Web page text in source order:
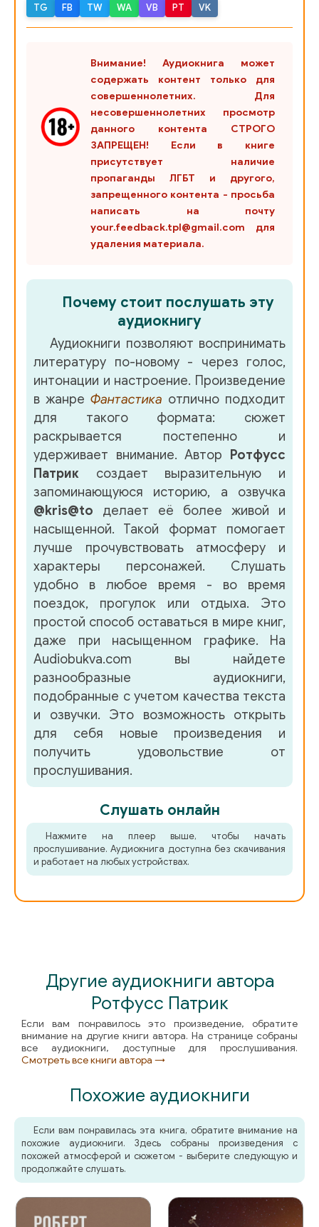
027
031
037
040
042
044
046
047
048
050
051
052
054
057
063
064
067
068
070
TG FB TW WA VB PT VK
Внимание! Аудиокнига может
содержать контент только для
совершеннолетних. Для
несовершеннолетних просмотр
данного контента СТРОГО
ЗАПРЕЩЕН! Если в книге
присутствует наличие
пропаганды ЛГБТ и другого,
запрещенного контента - просьба
написать на почту
your.feedback.tpl@gmail.com для
удаления материала.
Почему стоит послушать эту
аудиокнигу
Аудиокниги позволяют воспринимать
литературу по-новому - через голос,
интонации и настроение. Произведение
в жанре Фантастика отлично подходит
для такого формата: сюжет
раскрывается постепенно и
удерживает внимание. Автор
Ротфусс
Патрик создает выразительную и
запоминающуюся историю, а озвучка
@kris@to делает её более живой и
насыщенной. Такой формат помогает
лучше прочувствовать атмосферу и
характеры персонажей. Слушать
удобно в любое время - во время
поездок, прогулок или отдыха. Это
простой способ оставаться в мире книг,
даже при насыщенном графике. На
Audiobukva.com вы найдете
разнообразные аудиокниги,
подобранные с учетом качества текста
и озвучки. Это возможность открыть
для себя новые произведения и
получить удовольствие от
прослушивания.
Слушать онлайн
Нажмите на плеер выше, чтобы начать
прослушивание. Аудиокнига доступна без скачивания
и работает на любых устройствах.
Другие аудиокниги автора
Ротфусс Патрик
Если вам понравилось это произведение, обратите
внимание на другие книги автора. На странице собраны
все аудиокниги, доступные для прослушивания.
Смотреть все книги автора →
Похожие аудиокниги
Если вам понравилась эта книга, обратите внимание на
похожие аудиокниги. Здесь собраны произведения с
похожей атмосферой и сюжетом - выберите следующую и
продолжайте слушать.